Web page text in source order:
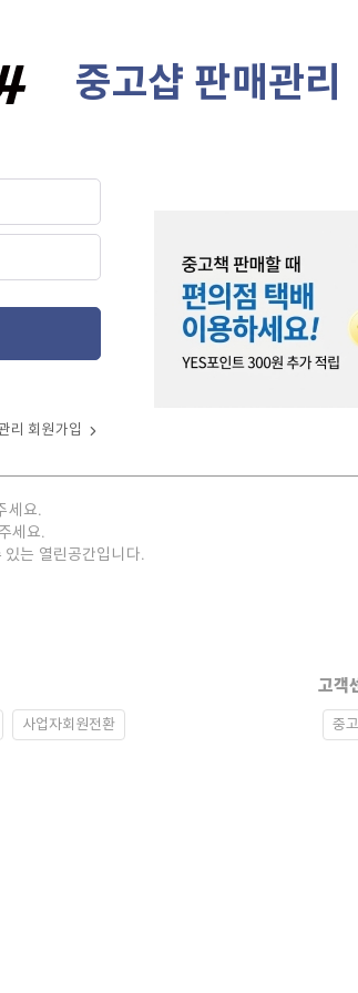
중고샵 판매관리
리 회원가입
세요.
세요.
있는 열린공간입니다.
사업자회원전환
고객
중